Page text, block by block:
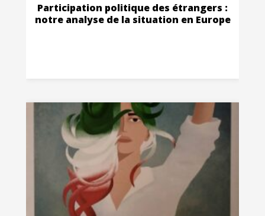
Participation politique des étrangers :
notre analyse de la situation en Europe